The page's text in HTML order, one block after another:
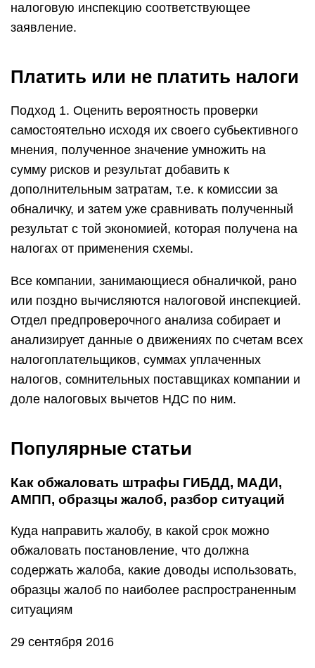
налоговую инспекцию соответствующее
заявление.
Платить или не платить налоги
Подход 1. Оценить вероятность проверки
самостоятельно исходя их своего субьективного
мнения, полученное значение умножить на
сумму рисков и результат добавить к
дополнительным затратам, т.е. к комиссии за
обналичку, и затем уже сравнивать полученный
результат с той экономией, которая получена на
налогах от применения схемы.
Все компании, занимающиеся обналичкой, рано
или поздно вычисляются налоговой инспекцией.
Отдел предпроверочного анализа собирает и
анализирует данные о движениях по счетам всех
налогоплательщиков, суммах уплаченных
налогов, сомнительных поставщиках компании и
доле налоговых вычетов НДС по ним.
Популярные статьи
Как обжаловать штрафы ГИБДД, МАДИ,
АМПП, образцы жалоб, разбор ситуаций
Куда направить жалобу, в какой срок можно
обжаловать постановление, что должна
содержать жалоба, какие доводы использовать,
образцы жалоб по наиболее распространенным
ситуациям
29 сентября 2016